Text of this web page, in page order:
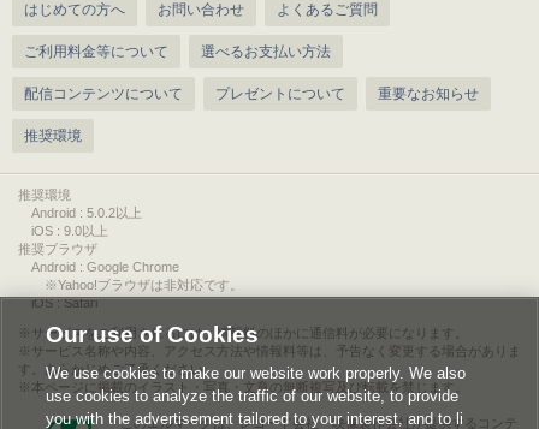
はじめての方へ お問い合わせ よくあるご質問
ご利用料金等について 選べるお支払い方法
配信コンテンツについて プレゼントについて 重要なお知らせ
推奨環境
推奨環境
Android : 5.0.2以上
iOS : 9.0以上
推奨ブラウザ
Android : Google Chrome
※Yahoo!ブラウザは非対応です。
iOS : Safari
サービスをご利用されるには、情報料のほかに通信料が必要になります。
サービス名称や内容、アクセス方法や情報料等は、予告なく変更する場合がありま
す。あらかじめご了承ください。
本ページに掲載のイラスト・写真・文章の無断複写及び転載を禁じます。
このエルマークは、レコード会社・映像製作会社が提供するコンテ
Our use of Cookies
We use cookies to make our website work properly. We also
use cookies to analyze the traffic of our website, to provide
you with the advertisement tailored to your interest, and to li